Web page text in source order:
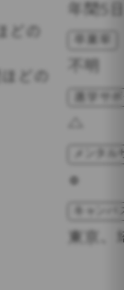
の
どの
メンタ
⚪︎
キャン
東京、